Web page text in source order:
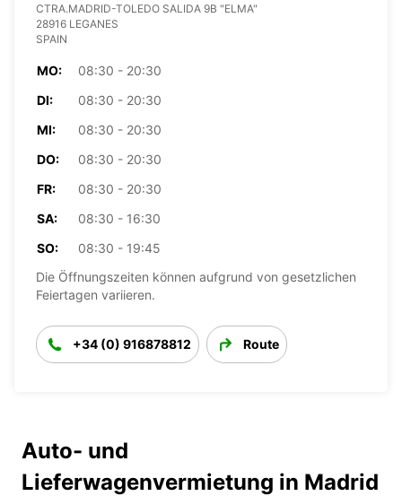
CTRA.MADRID-TOLEDO SALIDA 9B "ELMA"
28916 LEGANES
SPAIN
MO:
08:30 - 20:30
DI:
08:30 - 20:30
MI:
08:30 - 20:30
DO:
08:30 - 20:30
FR:
08:30 - 20:30
SA:
08:30 - 16:30
SO:
08:30 - 19:45
Die Öffnungszeiten können aufgrund von gesetzlichen
Feiertagen variieren.
+34 (0) 916878812 Route
Auto- und
Lieferwagenvermietung in Madrid